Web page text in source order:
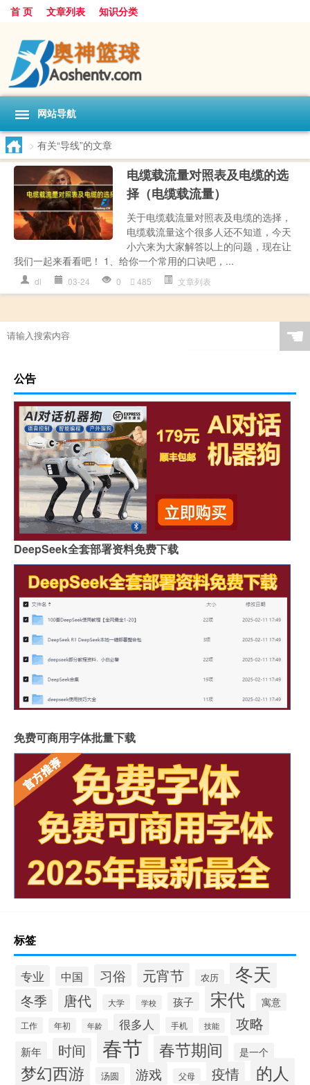
首 页 文章列表 知识分类
网站导航
> 有关“导线”的文章
电缆载流量对照表及电缆的选
择（电缆载流量）
关于电缆载流量对照表及电缆的选择，
电缆载流量这个很多人还不知道，今天
小六来为大家解答以上的问题，现在让
我们一起来看看吧！ 1、给你一个常用的口诀吧，...
dl 03-24 0 485 文章列表
☚
公告
DeepSeek全套部署资料免费下载
免费可商用字体批量下载
标签
专业 中国 习俗 元宵节 农历 冬天
冬季 唐代 大学 学校 孩子 宋代 寓意
工作 年初 年龄 很多人 手机 技能 攻略
新年 时间 春节 春节期间 是一个
梦幻西游 汤圆 游戏 父母 疫情 的人